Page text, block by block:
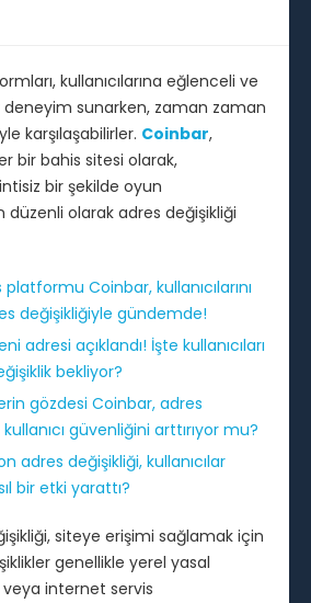
kullanıcılarına eğlenceli ve
sunarken, zaman zaman
karşılaşabilirler. Coinbar,
bir bahis sitesi olarak,
bir şekilde oyun
olarak adres değişikliği
Coinbar, kullanıcılarını
değişikliğiyle gündemde!
adresi açıklandı! İşte kullanıcıları
bekliyor?
gözdesi Coinbar, adres
güvenliğini arttırıyor mu?
adres değişikliği, kullanıcılar
bir etki yarattı?
siteye erişimi sağlamak için
genellikle yerel yasal
internet servis